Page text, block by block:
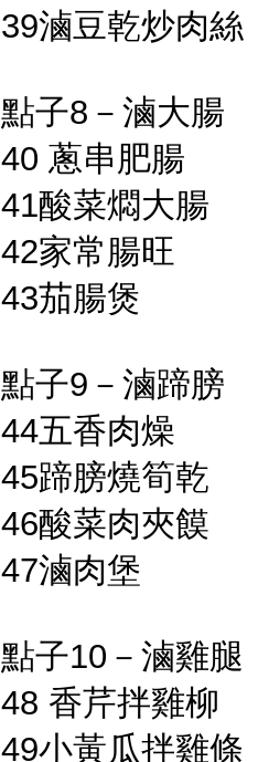
39滷豆乾炒肉絲
點子8－滷大腸
40 蔥串肥腸
41酸菜燜大腸
42家常腸旺
43茄腸煲
點子9－滷蹄膀
44五香肉燥
45蹄膀燒筍乾
46酸菜肉夾饃
47滷肉堡
點子10－滷雞腿
48 香芹拌雞柳
49小黃瓜拌雞條